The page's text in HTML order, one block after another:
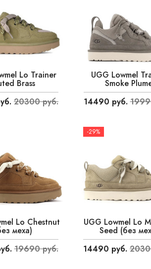
Lo Trainer
Brass
20300 руб.
UGG Lowmel
Smoke
14490 руб.
Lo Chestnut
меха)
19690 руб.
-29%
UGG Lowmel Lo
Seed (без
14490 руб.